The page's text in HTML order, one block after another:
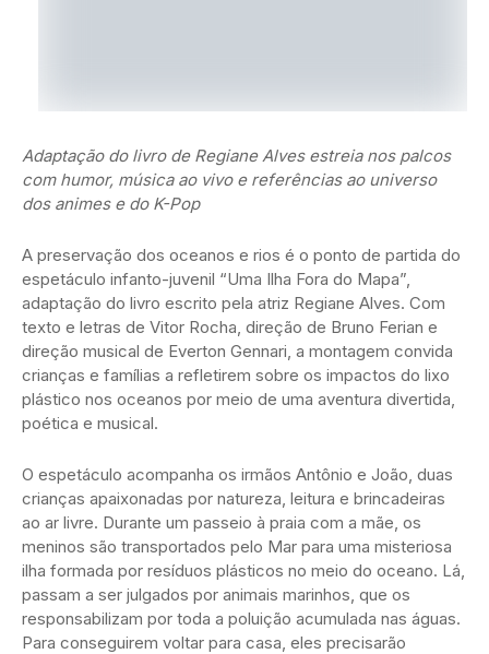
Adaptação do livro de Regiane Alves estreia nos palcos
com humor, música ao vivo e referências ao universo
dos animes e do K-Pop
A preservação dos oceanos e rios é o ponto de partida do
espetáculo infanto-juvenil “Uma Ilha Fora do Mapa”,
adaptação do livro escrito pela atriz Regiane Alves. Com
texto e letras de Vitor Rocha, direção de Bruno Ferian e
direção musical de Everton Gennari, a montagem convida
crianças e famílias a refletirem sobre os impactos do lixo
plástico nos oceanos por meio de uma aventura divertida,
poética e musical.
O espetáculo acompanha os irmãos Antônio e João, duas
crianças apaixonadas por natureza, leitura e brincadeiras
ao ar livre. Durante um passeio à praia com a mãe, os
meninos são transportados pelo Mar para uma misteriosa
ilha formada por resíduos plásticos no meio do oceano. Lá,
passam a ser julgados por animais marinhos, que os
responsabilizam por toda a poluição acumulada nas águas.
Para conseguirem voltar para casa, eles precisarão